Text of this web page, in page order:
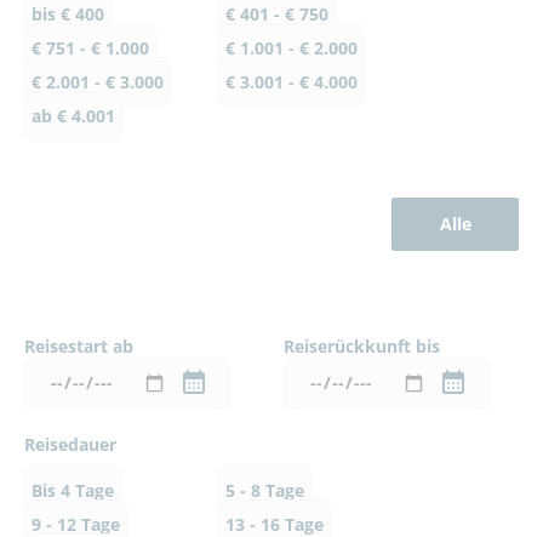
bis € 400
€ 401 - € 750
€ 751 - € 1.000
€ 1.001 - € 2.000
€ 2.001 - € 3.000
€ 3.001 - € 4.000
ab € 4.001
Alle
Reisestart ab Reiserückkunft bis
Reisedauer
Bis 4 Tage
5 - 8 Tage
9 - 12 Tage
13 - 16 Tage